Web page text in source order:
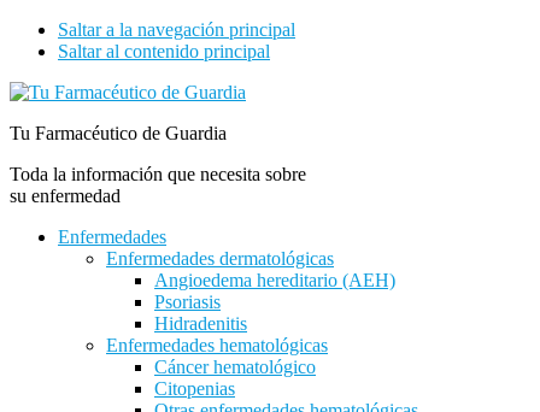
Saltar a la navegación principal
Saltar al contenido principal
Tu Farmacéutico de Guardia
Toda la información que necesita sobre
su enfermedad
Enfermedades
Enfermedades dermatológicas
Angioedema hereditario (AEH)
Psoriasis
Hidradenitis
Enfermedades hematológicas
Cáncer hematológico
Citopenias